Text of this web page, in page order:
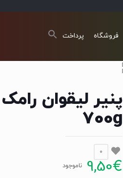
فروشگاه پرداخت
700g
0
9,50€ ناموجود